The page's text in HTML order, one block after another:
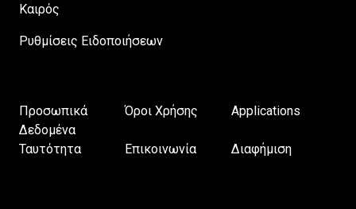
Καιρός
Ρυθμίσεις Ειδοποιήσεων
Προσωπικά
Δεδομένα
Όροι Χρήσης Applications
Ταυτότητα Επικοινωνία Διαφήμιση